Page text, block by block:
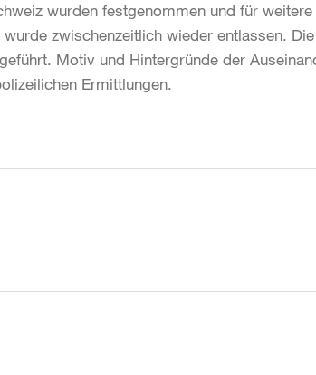
wurden festgenommen und für
zwischenzeitlich wieder entlassen.
Motiv und Hintergründe der
Ermittlungen.